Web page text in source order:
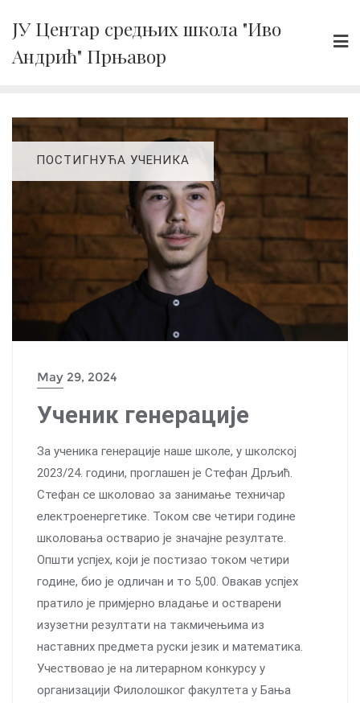
content
ЈУ Центар средњих школа "Иво
Андрић" Прњавор
ПОСТИГНУЋА УЧЕНИКА
May 29, 2024
Ученик генерације
За ученика генерације наше школе, у школској
2023/24. години, проглашен је Стефан Дрљић.
Стефан се школовао за занимање техничар
електроенергетике. Током све четири године
школовања остварио је значајне резултате.
Општи успјех, који је постизао током четири
године, био је одличан и то 5,00. Овакав успјех
пратило је примјерно владање и остварени
изузетни резултати на такмичењима из
наставних предмета руски језик и математика.
Учествовао је на литерарном конкурсу у
организацији Филолошког факултета у Бања